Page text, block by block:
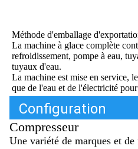
Méthode d'emballage
La machine à glace complète
refroidissement, pompe à eau,
tuyaux d'eau.
La machine est mise en service,
que de l'eau et de l'électricité
Configuration
Compresseur
Une variété de marques et de